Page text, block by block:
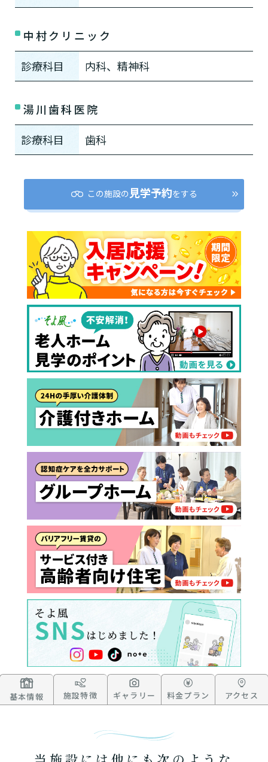
中村クリニック
診療科目
内科、精神科
湯川歯科医院
診療科目
歯科
この施設の 見学予約をする
基本情報 施設特徴 ギャラリー 料金プラン アクセス
しょう!最大4つの質問に答えていただくだけ
す。
診断スタート
はい
非該当(自立)
と判定された
施設へ移り住みたい
必要
必要ない
来てもらいたい
いいえ
日帰りで使いたい
一時的に宿泊したい
要支援１～２
要介護３～５